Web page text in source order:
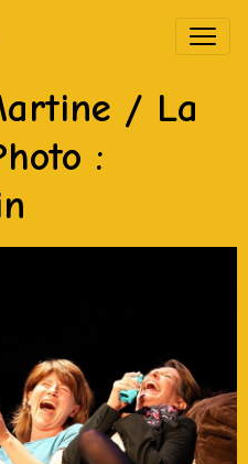
/ La
: